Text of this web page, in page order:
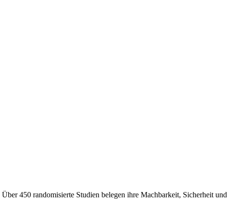
450 randomisierte Studien belegen ihre Machbarkeit, Sicherheit und